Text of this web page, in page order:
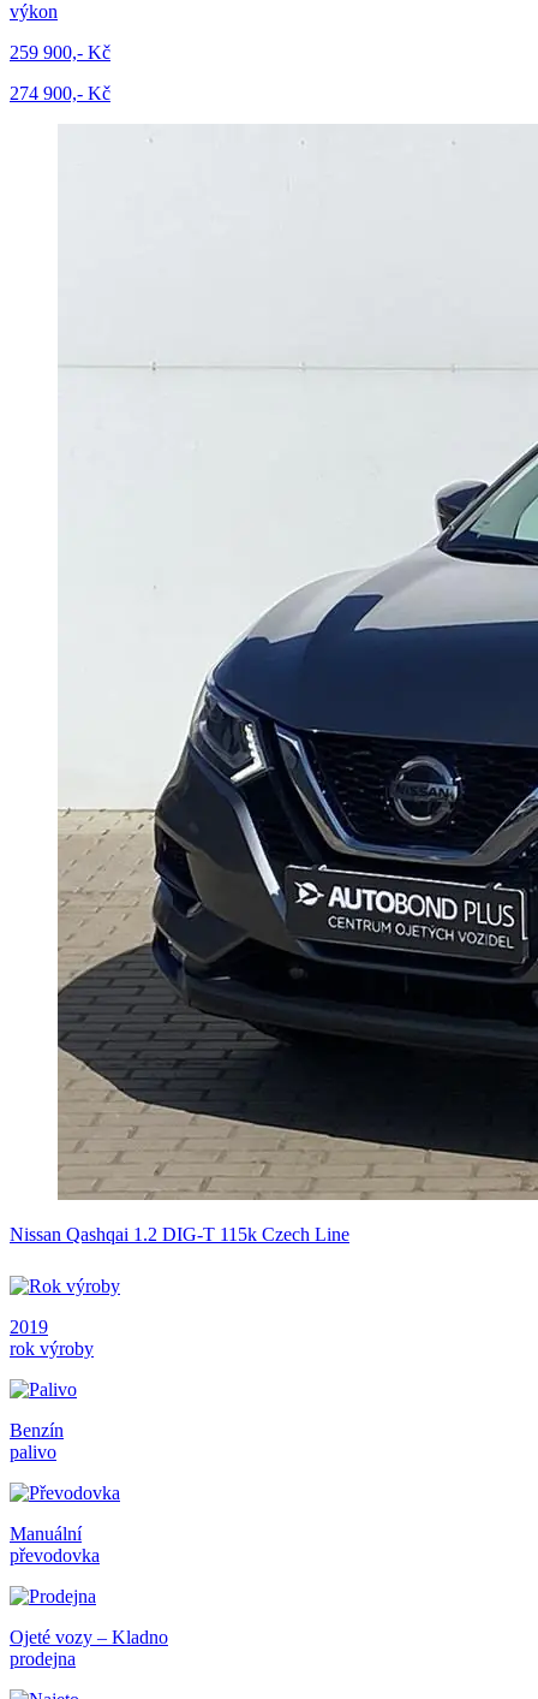
výkon
259 900,- Kč
274 900,- Kč
Nissan Qashqai 1.2 DIG-T 115k Czech Line
2019
rok výroby
Benzín
palivo
Manuální
převodovka
Ojeté vozy – Kladno
prodejna